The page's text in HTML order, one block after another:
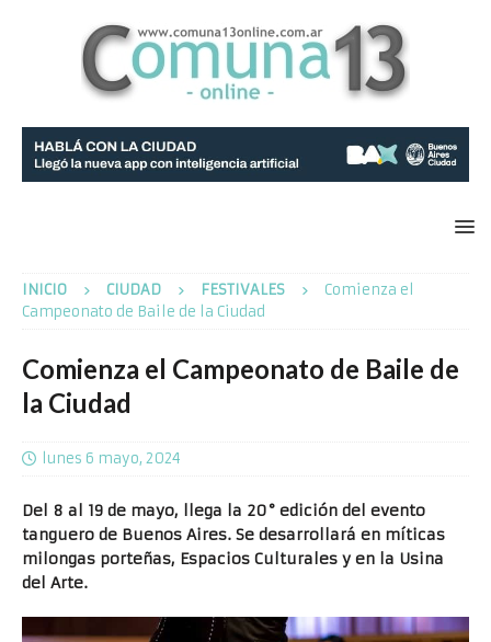
INICIO CIUDAD FESTIVALES
Comienza el
Campeonato de Baile de la Ciudad
Comienza el Campeonato de Baile de
la Ciudad
lunes 6 mayo, 2024
Del 8 al 19 de mayo, llega la 20° edición del evento
tanguero de Buenos Aires. Se desarrollará en míticas
milongas porteñas, Espacios Culturales y en la Usina
del Arte.